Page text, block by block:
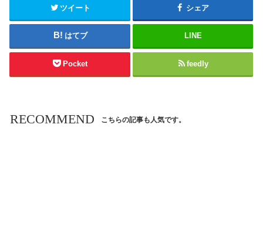
ツイート シェア
はてブ LINE
Pocket feedly
RECOMMEND こちらの記事も人気です。